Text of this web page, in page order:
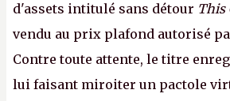
d'assets intitulé sans détour This
vendu au prix plafond autorisé
Contre toute attente, le titre
lui faisant miroiter un pactole